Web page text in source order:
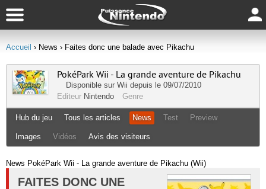
Accueil › News › Faites donc une balade avec Pikachu
PokéPark Wii - La grande aventure de Pikachu
Disponible sur Wii depuis le 09/07/2010
Editeur Nintendo Genre
Hub du jeu Tous les articles News Test Preview
Images Vidéos Avis des visiteurs
News PokéPark Wii - La grande aventure de Pikachu (Wii)
FAITES DONC UNE